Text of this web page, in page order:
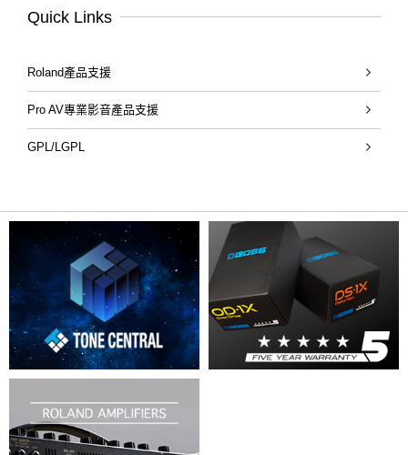
Quick Links
Roland產品支援
Pro AV專業影音產品支援
GPL/LGPL